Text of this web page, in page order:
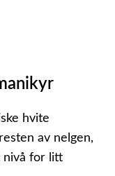
hvite
av nelgen,
nivå for litt